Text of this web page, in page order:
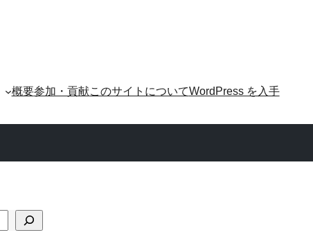
概要参加・貢献このサイトについてWordPress を入手